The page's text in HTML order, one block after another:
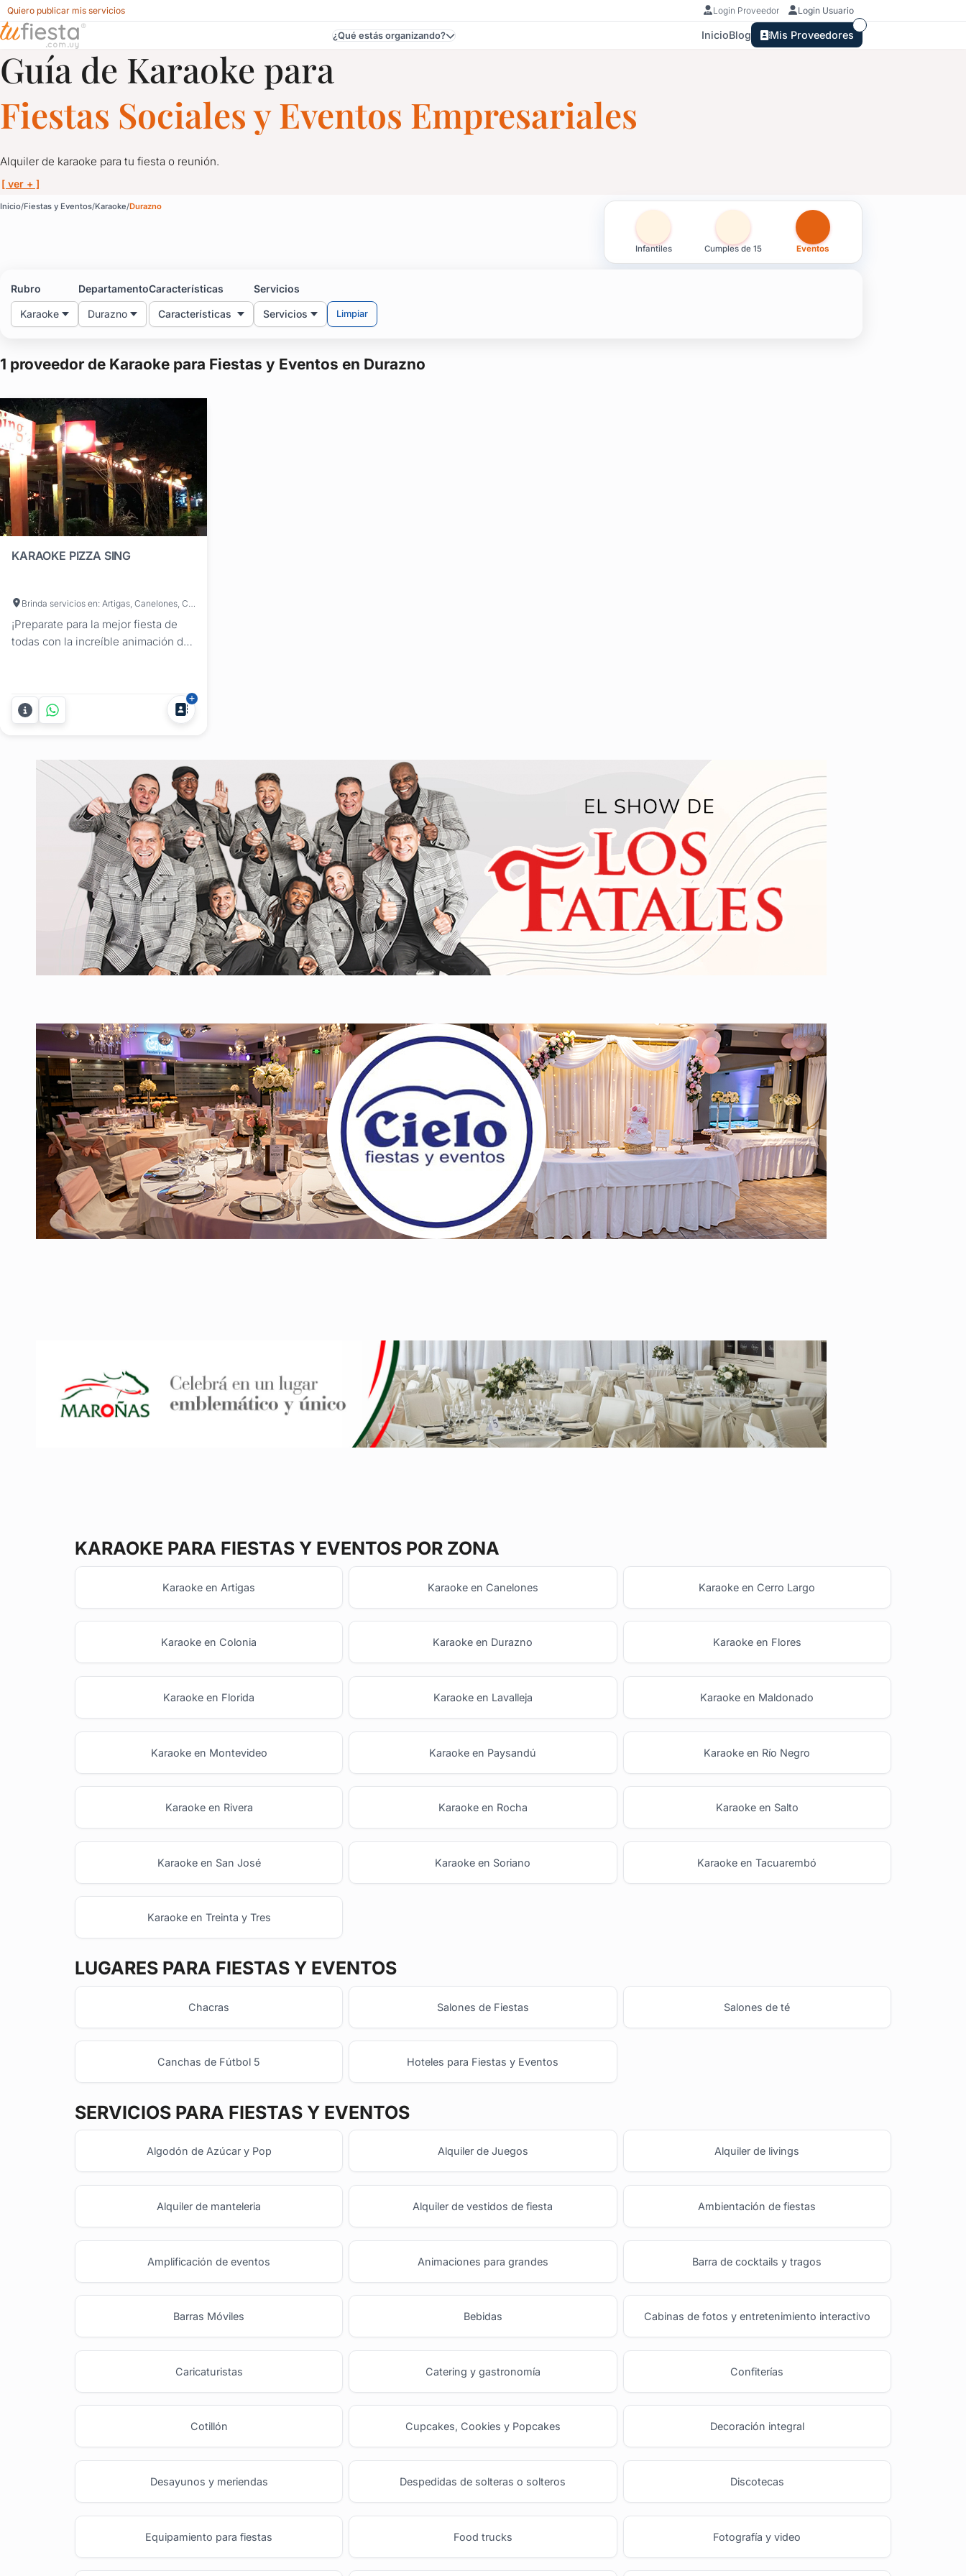
Quiero publicar mis servicios Login Proveedor Login Usuario
Karaoke para Fiestas y Eventos en Durazno
¿Qué estás organizando? InicioBlog Mis Proveedores
Guía de Karaoke para
Fiestas Sociales y Eventos Empresariales
Alquiler de karaoke para tu fiesta o reunión.
[ ver + ]
Inicio Fiestas y Eventos Karaoke Durazno
Infantiles Cumples de 15 Eventos
Rubro
Karaoke
Departamento
Durazno
Características
Características
Servicios
Servicios Limpiar
1 proveedor de Karaoke para Fiestas y Eventos en Durazno
KARAOKE PIZZA SING
Brinda servicios en: Artigas, Canelones, Colonia, Durazno, Flores, Florida, Paysandú, Río Negro, Rivera, Rocha, Salto, San José, Soriano, Tacuarembó, Treinta y Tres, Cerro Largo, Lavalleja, Maldonado, Montevideo
¡Preparate para la mejor fiesta de
todas con la increíble animación de
rincón de Uruguay donde se celebre
tu Fiesta, Despedida de Año o
Evento, nosotros estamos ahí para
experiencia inolvidable con el...
KARAOKE PARA FIESTAS Y EVENTOS POR ZONA
Karaoke en Artigas Karaoke en Canelones Karaoke en Cerro Largo
Karaoke en Colonia Karaoke en Durazno Karaoke en Flores
Karaoke en Florida Karaoke en Lavalleja Karaoke en Maldonado
Karaoke en Montevideo Karaoke en Paysandú Karaoke en Río Negro
Karaoke en Rivera Karaoke en Rocha Karaoke en Salto
Karaoke en San José Karaoke en Soriano Karaoke en Tacuarembó
Karaoke en Treinta y Tres
LUGARES PARA FIESTAS Y EVENTOS
Chacras Salones de Fiestas Salones de té
Canchas de Fútbol 5 Hoteles para Fiestas y Eventos
SERVICIOS PARA FIESTAS Y EVENTOS
Algodón de Azúcar y Pop Alquiler de Juegos Alquiler de livings
Alquiler de manteleria Alquiler de vestidos de fiesta Ambientación de fiestas
Amplificación de eventos Animaciones para grandes Barra de cocktails y tragos
Barras Móviles Bebidas Cabinas de fotos y entretenimiento interactivo
Caricaturistas Catering y gastronomía Confiterías
Cotillón Cupcakes, Cookies y Popcakes Decoración integral
Desayunos y meriendas Despedidas de solteras o solteros Discotecas
Equipamiento para fiestas Food trucks Fotografía y video
Karaoke para Fiestas y Eventos en Durazno
Y a cualquier momento: fiestas infantiles, empresariales, despedidas, aniversarios.
Todos nos divertimos con el karaoke y aquí tenés la opción de contratarlo para tu evento. ¡A cantar!